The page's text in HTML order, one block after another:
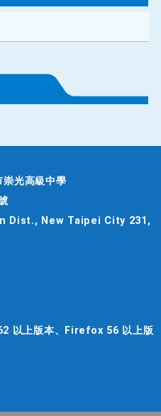
崇光高級中學
Dist., New Taipei City 231,
以上版本、Firefox 56 以上版